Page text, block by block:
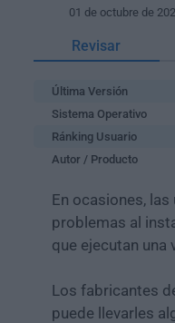
01 de octubre de
Revisar
Última Versión
Sistema Operativo
Ránking Usuario
Autor / Producto
En ocasiones,
problemas al
que ejecutan
Los fabricantes
puede llevarles